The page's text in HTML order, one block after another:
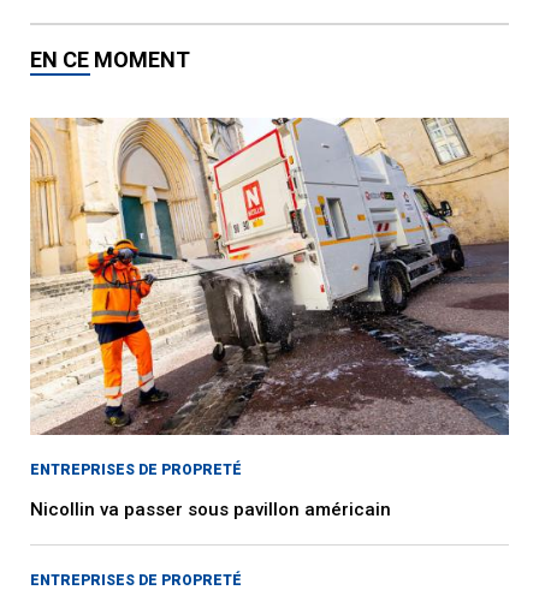
EN CE MOMENT
ENTREPRISES DE PROPRETÉ
Nicollin va passer sous pavillon américain
ENTREPRISES DE PROPRETÉ